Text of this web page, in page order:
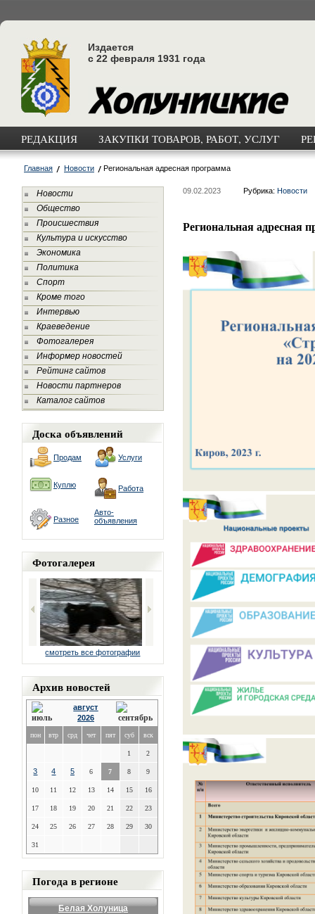
Издается
с 22 февраля 1931 года
РЕДАКЦИЯ ЗАКУПКИ ТОВАРОВ, РАБОТ, УСЛУГ
Главная Новости Региональная адресная программа
Новости
Общество
Происшествия
Культура и искусство
Экономика
Политика
Спорт
Кроме того
Интервью
Краеведение
Фотогалерея
Информер новостей
Рейтинг сайтов
Новости партнеров
Каталог сайтов
Доска объявлений
Продам Услуги
Куплю Работа
Разное
Авто-
объявления
Фотогалерея
смотреть все фотографии
Архив новостей
август
2026
пон втр срд чет пят суб вск
1 2
3 4 5 6 7 8 9
10 11 12 13 14 15 16
17 18 19 20 21 22 23
24 25 26 27 28 29 30
31
Погода в регионе
Белая Холуница
09.02.2023 Рубрика: Новости
Региональная адресная